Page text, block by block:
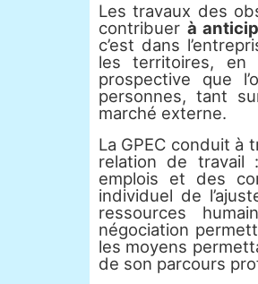
Les travaux des
contribuer à
c’est dans
les territoires, en
prospective que
personnes, tant
marché externe.
La GPEC conduit à
relation de travail
emplois et des
individuel de
ressources
négociation
les moyens
de son parcours